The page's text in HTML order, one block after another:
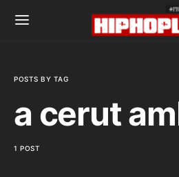
POSTS BY TAG
a cerut
1 POST